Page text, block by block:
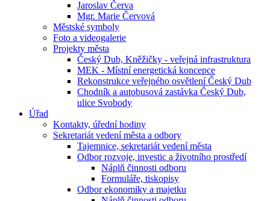
Jaroslav Červa
Mgr. Marie Červová
Městské symboly
Foto a videogalerie
Projekty města
Český Dub, Kněžičky - veřejná infrastruktura
MEK - Místní energetická koncepce
Rekonstrukce veřejného osvětlení Český Dub
Chodník a autobusová zastávka Český Dub,
ulice Svobody
Úřad
Kontakty, úřední hodiny
Sekretariát vedení města a odbory
Tajemnice, sekretariát vedení města
Odbor rozvoje, investic a životního prostředí
Náplň činnosti odboru
Formuláře, tiskopisy
Odbor ekonomiky a majetku